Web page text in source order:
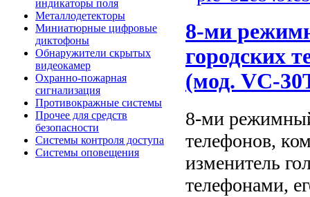
индикаторы поля
Металлодетекторы
Миниатюрные цифровые
диктофоны
Обнаружители скрытых
видеокамер
Охранно-пожарная
сигнализация
Противокражные системы
Прочее для средств
безопасности
Системы контроля доступа
Системы оповещения
8-ми
городских
(мод. VC-
8-ми
телефонов,
изменитель
телефонами,